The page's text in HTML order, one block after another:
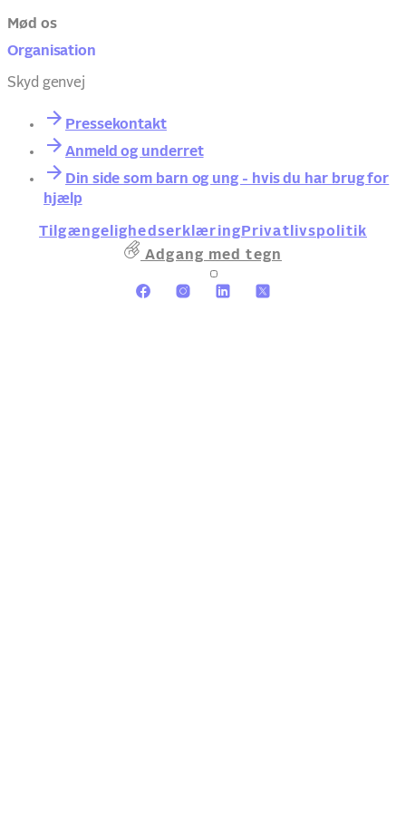
Mød os
Organisation
Skyd genvej
Pressekontakt
Anmeld og underret
Din side som barn og ung - hvis du har brug for
hjælp
Tilgængelighedserklæring Privatlivspolitik
Adgang med tegn